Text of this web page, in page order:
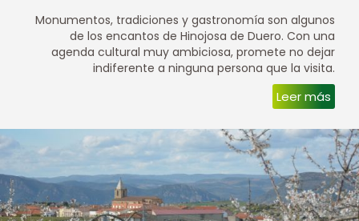
Monumentos, tradiciones y gastronomía son algunos
de los encantos de Hinojosa de Duero. Con una
agenda cultural muy ambiciosa, promete no dejar
indiferente a ninguna persona que la visita.
Leer más